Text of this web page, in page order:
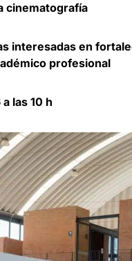
cinematografía
interesadas en
profesional
las 10 h